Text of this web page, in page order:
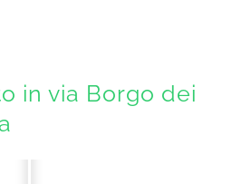
in via Borgo dei